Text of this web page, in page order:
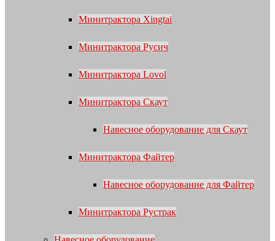
Минитрактора Xingtai
Минитрактора Русич
Минитрактора Lovol
Минитрактора Скаут
Навесное оборудование для Скаут
Минитрактора Файтер
Навесное оборудование для Файтер
Минитрактора Рустрак